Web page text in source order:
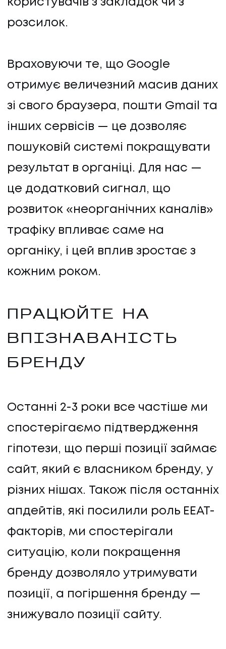
користувачів з закладок чи з
розсилок.
Враховуючи те, що Google
отримує величезний масив даних
зі свого браузера, пошти Gmail та
інших сервісів — це дозволяє
пошуковій системі покращувати
результат в органіці. Для нас —
це додатковий сигнал, що
розвиток «неорганічних каналів»
трафіку впливає саме на
органіку, і цей вплив зростає з
кожним роком.
ПРАЦЮЙТЕ НА
ВПІЗНАВАНІСТЬ
БРЕНДУ
Останні 2-3 роки все частіше ми
спостерігаємо підтвердження
гіпотези, що перші позиції займає
сайт, який є власником бренду, у
різних нішах. Також після останніх
апдейтів, які посилили роль EEAT-
факторів, ми спостерігали
ситуацію, коли покращення
бренду дозволяло утримувати
позиції, а погіршення бренду —
знижувало позиції сайту.
ПОСЛУГИ
ПОСЛУГИ
КЕЙСИ
КЕЙСИ